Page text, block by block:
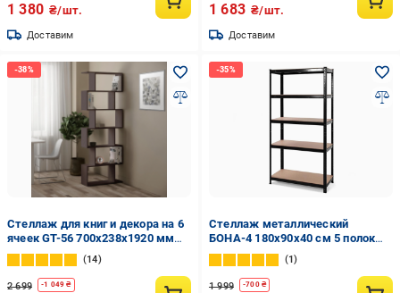
1 380 ₴/шт.
Доставим
1 683 ₴/шт.
Доставим
Стеллаж для книг и декора на 6
ячеек GT-56 700х238х1920 мм
Венге Магия
14
2 699 -1 049 ₴
Стеллаж металлический
БОНА-4 180х90х40 см 5 полок
МДФ Черный (4)
1
1 999 -700₴